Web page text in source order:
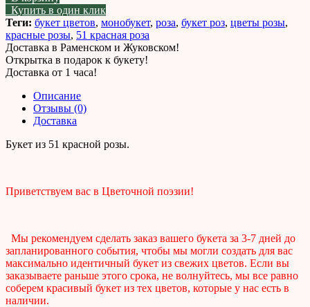
Купить в один клик
Теги: букет цветов, монобукет, роза, букет роз, цветы розы,
красные розы, 51 красная роза
Доставка в Раменском и Жуковском!
Открытка в подарок к букету!
Доставка от 1 часа!
Описание
Отзывы (0)
Доставка
Букет из 51 красной розы.
Приветствуем вас в Цветочной поэзии!
Мы рекомендуем сделать заказ вашего букета за 3-7 дней до
запланированного события, чтобы мы могли создать для вас
максимально идентичный букет из свежих цветов. Если вы
заказываете раньше этого срока, не волнуйтесь, мы все равно
соберем красивый букет из тех цветов, которые у нас есть в
наличии.